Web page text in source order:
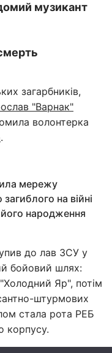
музикант
загарбників,
"Варнак"
волонтерка
.
мережу
на війні
народження
до лав ЗСУ у
бойовий шлях:
Яр", потім
штурмових
стала рота РЕБ
корпусу.